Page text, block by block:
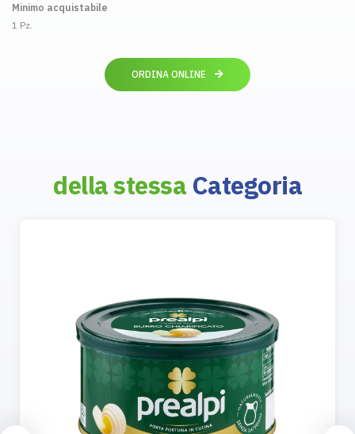
Minimo acquistabile
1 Pz.
ORDINA ONLINE
della stessa Categoria